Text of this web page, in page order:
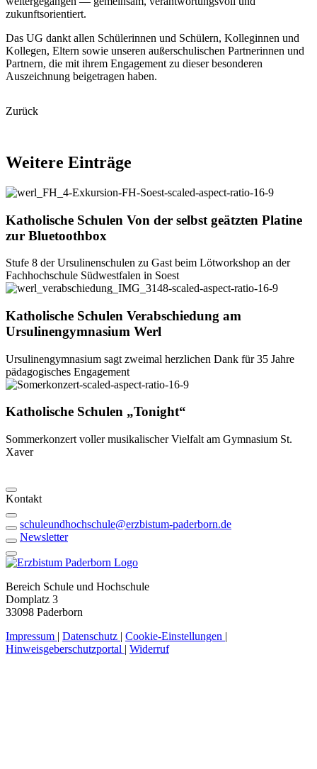
zukunftsorientiert.
Das UG dankt allen Schülerinnen und Schülern, Kolleginnen und
Kollegen, Eltern sowie unseren außerschulischen Partnerinnen und
Partnern, die mit ihrem Engagement zu dieser besonderen
Auszeichnung beigetragen haben.
Zurück
Weitere Einträge
Katholische Schulen Von der selbst geätzten Platine
zur Bluetoothbox
Stufe 8 der Ursulinenschulen zu Gast beim Lötworkshop an der
Fachhochschule Südwestfalen in Soest
Katholische Schulen Verabschiedung am
Ursulinengymnasium Werl
Ursulinengymnasium sagt zweimal herzlichen Dank für 35 Jahre
pädagogisches Engagement
Katholische Schulen „Tonight“
Sommerkonzert voller musikalischer Vielfalt am Gymnasium St.
Xaver
Kontakt
schuleundhochschule@erzbistum-paderborn.de
Newsletter
Bereich Schule und Hochschule
Domplatz 3
33098 Paderborn
Impressum | Datenschutz | Cookie-Einstellungen |
Hinweisgeberschutzportal | Widerruf